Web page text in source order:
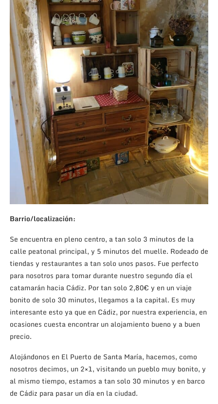
Barrio/localización:
Se encuentra en pleno centro, a tan solo 3 minutos de la
calle peatonal principal, y 5 minutos del muelle. Rodeado de
tiendas y restaurantes a tan solo unos pasos. Fue perfecto
para nosotros para tomar durante nuestro segundo día el
catamarán hacia Cádiz. Por tan solo 2,80€ y en un viaje
bonito de solo 30 minutos, llegamos a la capital. Es muy
interesante esto ya que en Cádiz, por nuestra experiencia, en
ocasiones cuesta encontrar un alojamiento bueno y a buen
precio.
Alojándonos en El Puerto de Santa María, hacemos, como
nosotros decimos, un 2×1, visitando un pueblo muy bonito, y
al mismo tiempo, estamos a tan solo 30 minutos y en barco
de Cádiz para pasar un día en la ciudad.